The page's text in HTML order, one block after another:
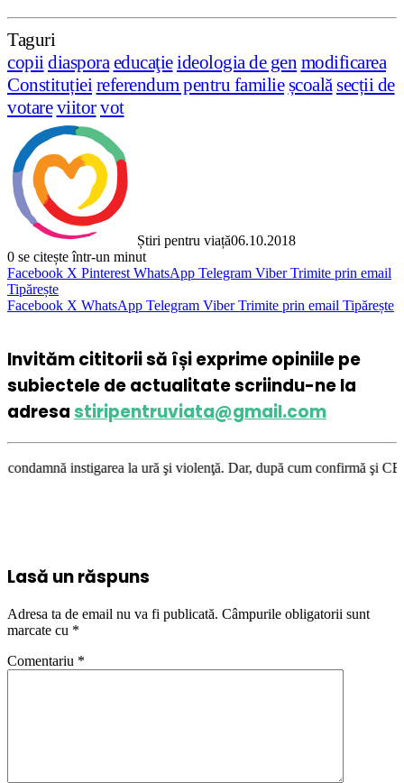
Taguri
copii diaspora educaţieideologia de gen modificarea
Constituției referendum pentru familie școală secții de
votare viitorvot
Știri pentru viață06.10.2018
0 se citește într-un minut
Facebook X Pinterest WhatsApp Telegram Viber Trimite prin email
Tipărește
Facebook X WhatsApp Telegram Viber Trimite prin email Tipărește
Invităm cititorii să își exprime opiniile pe
subiectele de actualitate scriindu-ne la
adresastiripentruviata@gmail.com
la ură şi violenţă. Dar, după cum confirmă şi CEDO în cazul
Lasă un răspuns
Adresa ta de email nu va fi publicată. Câmpurile obligatorii sunt
marcate cu *
Comentariu *